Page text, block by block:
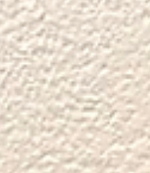
だ、その変化が日常の中で
戻ってしまうことがある。
正体です。 戻る理由は「
れ」にある 体は、長く過
強く影響されます。 ・仕
スマホを見ている姿勢 ・
の抱っこ ・家事の作業姿
整体を受けている時間より
ね。 そのため、同じ負担
います。 そしてもうひと